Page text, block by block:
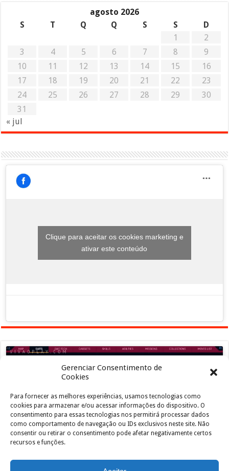
Gerenciar Consentimento de
Cookies
Para fornecer as melhores experiências, usamos tecnologias como
cookies para armazenar e/ou acessar informações do dispositivo. O
consentimento para essas tecnologias nos permitirá processar dados
como comportamento de navegação ou IDs exclusivos neste site. Não
consentir ou retirar o consentimento pode afetar negativamente certos
recursos e funções.
agosto 2026
S
T Q Q S S
D
1
2
3
4 5 6 7 8
9
10
11 12 13 14 15
16
17
18 19 20 21 22
23
24
25 26 27 28 29
30
31
« jul
Clique para aceitar os cookies marketing e
ativar este conteúdo
Clique para aceitar os cookies marketing e
ativar este conteúdo